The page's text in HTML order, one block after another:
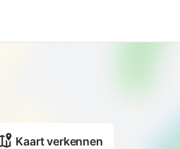
Kaart verkennen